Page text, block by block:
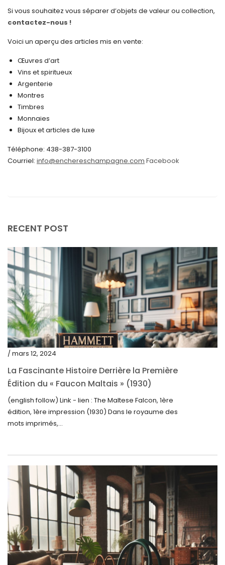
décembre 2024
novembre 2024
octobre 2024
septembre 2024
août 2024
mai 2024
avril 2024
octobre 2023
septembre 2023
août 2023
juillet 2023
juin 2023
mai 2023
avril 2023
mars 2023
février 2023
janvier 2023
novembre 2022
octobre 2022
septembre 2022
août 2022
juillet 2022
juin 2022
Si vous souhaitez vous séparer d’objets de valeur ou collection,
contactez-nous !
Voici un aperçu des articles mis en vente:
Œuvres d’art
Vins et spiritueux
Argenterie
Montres
Timbres
Monnaies
Bijoux et articles de luxe
Téléphone: 438-387-3100
Courriel: info@enchereschampagne.com Facebook
RECENT POST
/ mars 12, 2024
La Fascinante Histoire Derrière la Première
Édition du « Faucon Maltais » (1930)
(english follow) Link - lien : The Maltese Falcon, 1ère
édition, 1ère impression (1930) Dans le royaume des
mots imprimés,...